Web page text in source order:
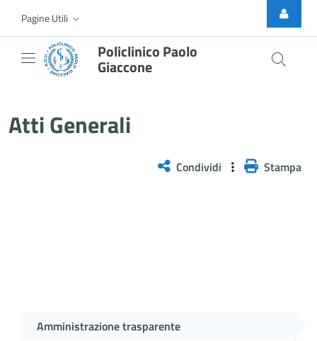
Skip to Main Content
Pagine Utili
Policlinico Paolo
Giaccone
Atti Generali
Condividi Stampa
Amministrazione trasparente